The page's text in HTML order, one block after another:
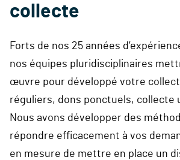
collecte
Forts de nos 25 années
nos équipes pluridisciplinaires
œuvre pour développé votre
réguliers, dons ponctuels, collecte
Nous avons développer des
répondre efficacement à vos
en mesure de mettre en place un